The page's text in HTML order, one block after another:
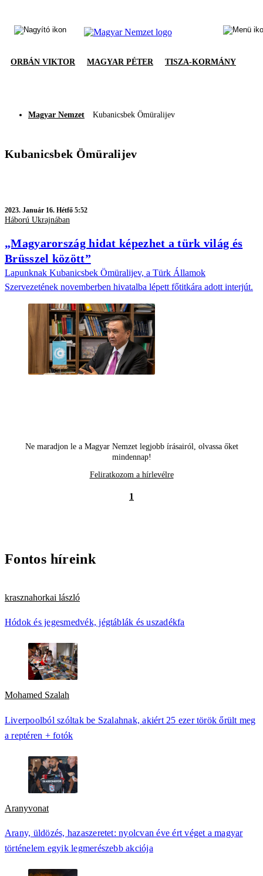
ORBÁN VIKTOR MAGYAR PÉTER TISZA-KORMÁNY
Magyar Nemzet Kubanicsbek Ömüralijev
Kubanicsbek Ömüralijev
2023. Január 16. Hétfő 5:52
Háború Ukrajnában
„Magyarország hidat képezhet a türk világ és
Brüsszel között”
Lapunknak Kubanicsbek Ömüralijev, a Türk Államok
Szervezetének novemberben hivatalba lépett főtitkára adott interjút.
Ne maradjon le a Magyar Nemzet legjobb írásairól, olvassa őket
mindennap!
Feliratkozom a hírlevélre
1
Fontos híreink
krasznahorkai lászló
Hódok és jegesmedvék, jégtáblák és uszadékfa
Mohamed Szalah
Liverpoolból szóltak be Szalahnak, akiért 25 ezer török őrült meg
a reptéren + fotók
Aranyvonat
Arany, üldözés, hazaszeretet: nyolcvan éve ért véget a magyar
történelem egyik legmerészebb akciója